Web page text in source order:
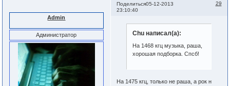
Поделиться 29
05-12-2013
23:10:40
Admin
Администратор Chu написал(а):
На 1468 кгц музыка, раша,
хорошая подборка. Спсб!
На 1475 кгц, только не раша, а рок н